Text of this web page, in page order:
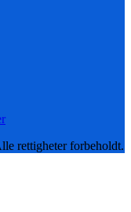
rettigheter forbeholdt.